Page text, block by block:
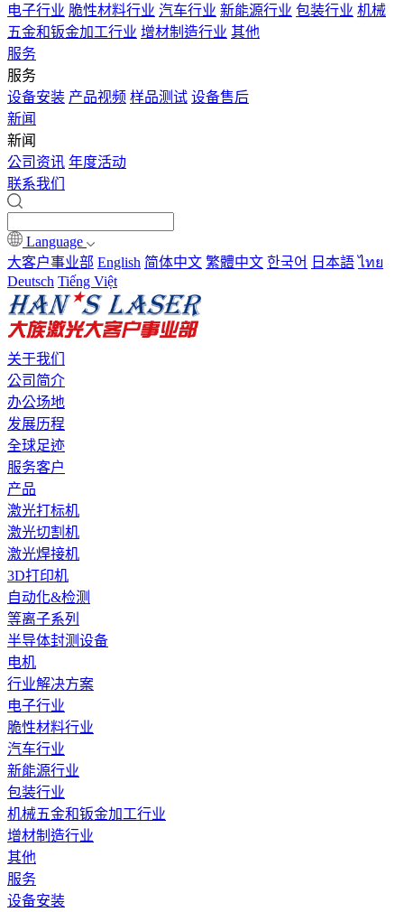
电子行业 脆性材料行业 汽车行业 新能源行业 包装行业 机械
五金和钣金加工行业 增材制造行业 其他
服务
服务
设备安装 产品视频 样品测试 设备售后
新闻
新闻
公司资讯 年度活动
联系我们
Language
大客户事业部 English 简体中文 繁體中文 한국어 日本語 ไทย
Deutsch Tiếng Việt
关于我们
公司简介
办公场地
发展历程
全球足迹
服务客户
产品
激光打标机
激光切割机
激光焊接机
3D打印机
自动化&检测
等离子系列
半导体封测设备
电机
行业解决方案
电子行业
脆性材料行业
汽车行业
新能源行业
包装行业
机械五金和钣金加工行业
增材制造行业
其他
服务
设备安装